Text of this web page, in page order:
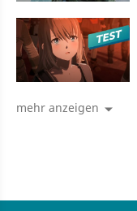
mehr anzeigen